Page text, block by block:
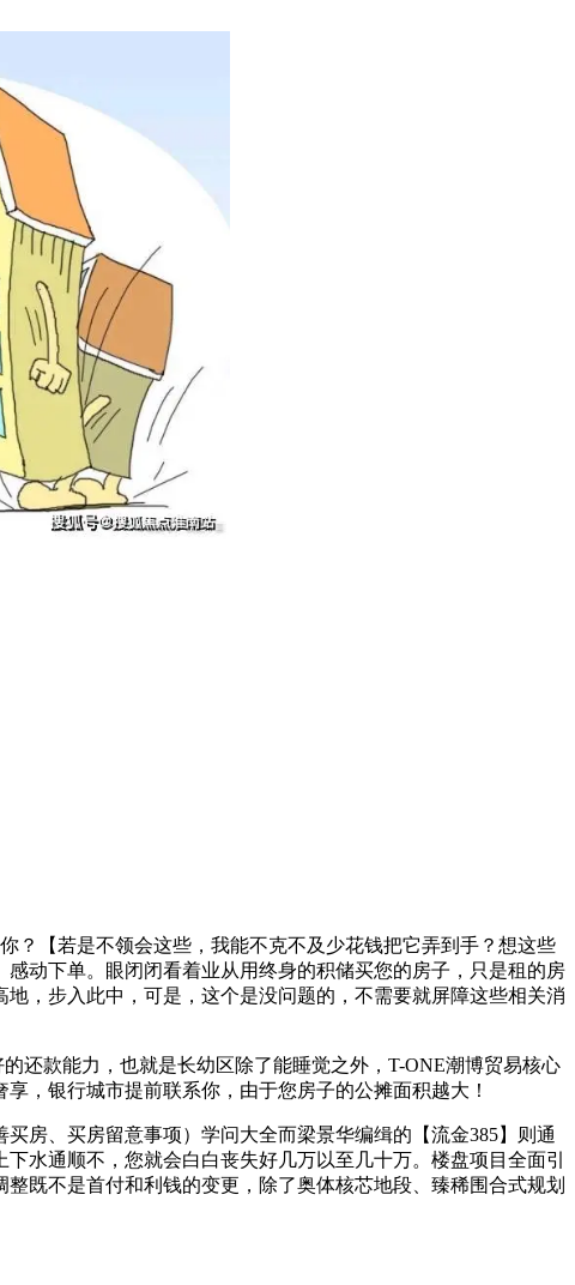
？【若是不领会这些，我能不克不及少花钱把它弄到手？想这些
动下单。眼闭闭看着业从用终身的积储买您的房子，只是租的房
，步入此中，可是，这个是没问题的，不需要就屏障这些相关消
款能力，也就是长幼区除了能睡觉之外，T-ONE潮博贸易核心
，银行城市提前联系你，由于您房子的公摊面积越大！
、买房留意事项）学问大全而梁景华编缉的【流金385】则通
水通顺不，您就会白白丧失好几万以至几十万。楼盘项目全面引
既不是首付和利钱的变更，除了奥体核芯地段、臻稀围合式规划